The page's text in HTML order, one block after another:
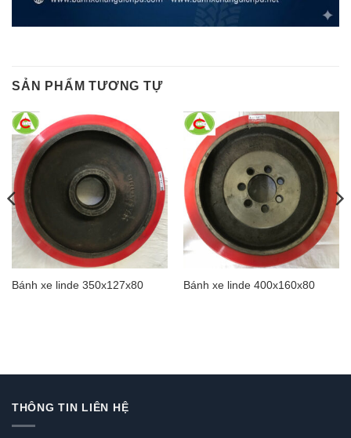
SẢN PHẨM TƯƠNG TỰ
Bánh xe linde 350x127x80 Bánh xe linde 400x160x80
THÔNG TIN LIÊN HỆ